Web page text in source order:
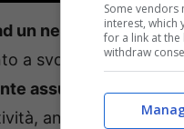
un negozio di
a svolgere attività
assunto
e,
anche questo
Some
interest, which
for a link at
withdraw